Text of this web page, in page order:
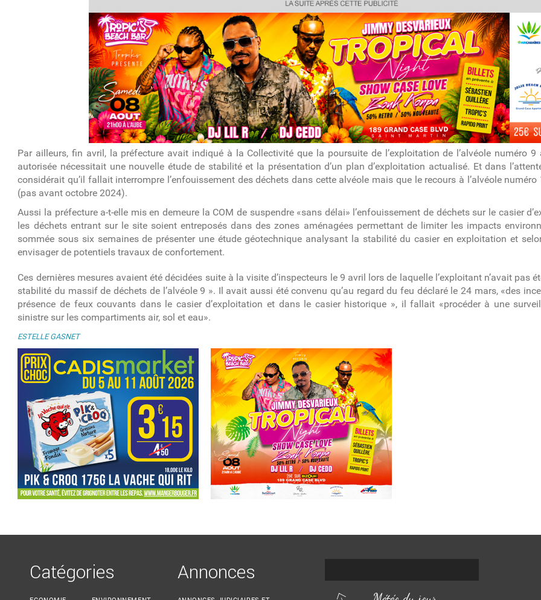
Par ailleurs, fin avril, la préfecture avait indiqué à la Collectivité que la poursuite de l’exploitation de l’alvéole numéro
autorisée nécessitait une nouvelle étude de stabilité et la présentation d’un plan d’exploitation actualisé. Et dans
considérait qu’il fallait interrompre l’enfouissement des déchets dans cette alvéole mais que le recours à l’alvéole numéro
(pas avant octobre 2024).
Aussi la préfecture a-t-elle mis en demeure la COM de suspendre «sans délai» l’enfouissement de déchets sur le casier
les déchets entrant sur le site soient entreposés dans des zones aménagées permettant de limiter les impacts
sommée sous six semaines de présenter une étude géotechnique analysant la stabilité du casier en exploitation et
envisager de potentiels travaux de confortement.
Ces dernières mesures avaient été décidées suite à la visite d’inspecteurs le 9 avril lors de laquelle l’exploitant n’avait pas
stabilité du massif de déchets de l’alvéole 9 ». Il avait aussi été convenu qu’au regard du feu déclaré le 24 mars, «des
présence de feux couvants dans le casier d’exploitation et dans le casier historique », il fallait «procéder à une
sinistre sur les compartiments air, sol et eau».
ESTELLE GASNET
Catégories Annonces